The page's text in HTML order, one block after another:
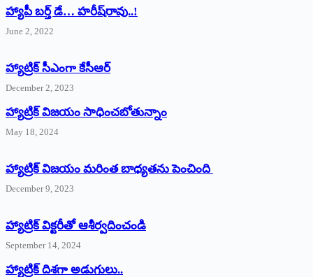
హ్యాపీ బర్త్ ‌డే… హరీష్‌రావు..!
June 2, 2022
హ్యాట్రిక్‌ ‌సీఎంగా కేసీఆర్‌
December 2, 2023
హ్యాట్రిక్‌ విజయం సాధించబోతున్నాం
May 18, 2024
హ్యాట్రిక్ విజయం మరింత బాధ్యతను పెంచింది
December 9, 2023
హ్యాట్రిక్‌ ‌విక్టరీతో ఆశీర్వదించండి
September 14, 2024
‌హ్యాట్రిక్‌ ‌దిశగా అడుగులు..